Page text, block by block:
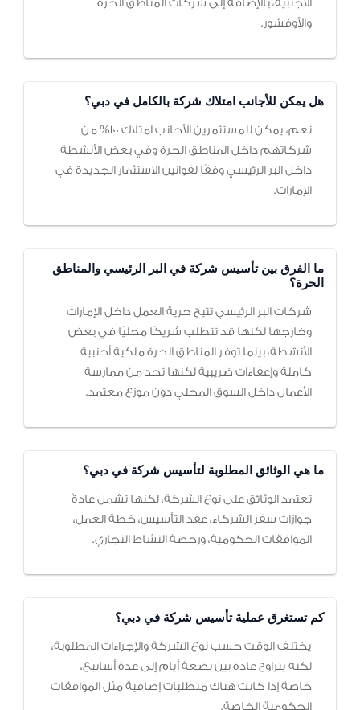
الأجنبية، بالإضافة إلى شركات المناطق الحرة
والأوفشور.
هل يمكن للأجانب امتلاك شركة بالكامل في دبي؟
نعم، يمكن للمستثمرين الأجانب امتلاك 100% من
شركاتهم داخل المناطق الحرة وفي بعض الأنشطة
داخل البر الرئيسي وفقًا لقوانين الاستثمار الجديدة في
الإمارات.
ما الفرق بين تأسيس شركة في البر الرئيسي والمناطق
الحرة؟
شركات البر الرئيسي تتيح حرية العمل داخل الإمارات
وخارجها لكنها قد تتطلب شريكًا محليًا في بعض
الأنشطة، بينما توفر المناطق الحرة ملكية أجنبية
كاملة وإعفاءات ضريبية لكنها تحد من ممارسة
الأعمال داخل السوق المحلي دون موزع معتمد.
ما هي الوثائق المطلوبة لتأسيس شركة في دبي؟
تعتمد الوثائق على نوع الشركة، لكنها تشمل عادةً
جوازات سفر الشركاء، عقد التأسيس، خطة العمل،
الموافقات الحكومية، ورخصة النشاط التجاري.
كم تستغرق عملية تأسيس شركة في دبي؟
يختلف الوقت حسب نوع الشركة والإجراءات المطلوبة،
لكنه يتراوح عادة بين بضعة أيام إلى عدة أسابيع،
خاصة إذا كانت هناك متطلبات إضافية مثل الموافقات
الحكومية الخاصة.